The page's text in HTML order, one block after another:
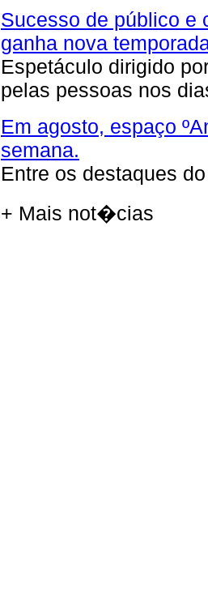
Sucesso de público e
ganha nova
Espetáculo dirigido
pelas pessoas nos
Em agosto, espaço
semana.
Entre os destaques
+ Mais not�cias